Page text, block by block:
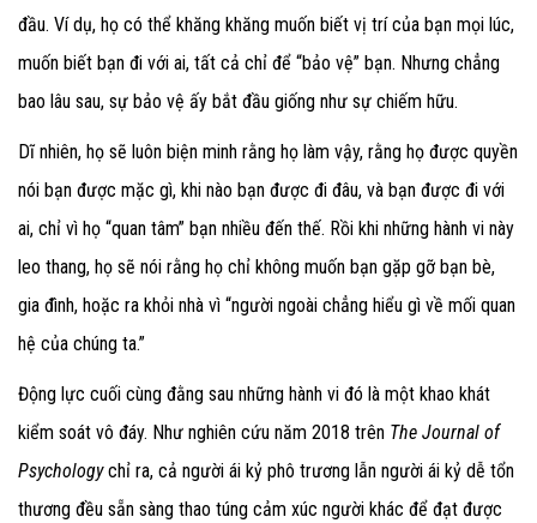
đầu. Ví dụ, họ có thể khăng khăng muốn biết vị trí của bạn mọi lúc,
muốn biết bạn đi với ai, tất cả chỉ để “bảo vệ” bạn. Nhưng chẳng
bao lâu sau, sự bảo vệ ấy bắt đầu giống như sự chiếm hữu.
Dĩ nhiên, họ sẽ luôn biện minh rằng họ làm vậy, rằng họ được quyền
nói bạn được mặc gì, khi nào bạn được đi đâu, và bạn được đi với
ai, chỉ vì họ “quan tâm” bạn nhiều đến thế. Rồi khi những hành vi này
leo thang, họ sẽ nói rằng họ chỉ không muốn bạn gặp gỡ bạn bè,
gia đình, hoặc ra khỏi nhà vì “người ngoài chẳng hiểu gì về mối quan
hệ của chúng ta.”
Động lực cuối cùng đằng sau những hành vi đó là một khao khát
kiểm soát vô đáy. Như nghiên cứu năm 2018 trên The Journal of
Psychologychỉ ra, cả người ái kỷ phô trương lẫn người ái kỷ dễ tổn
thương đều sẵn sàng thao túng cảm xúc người khác để đạt được